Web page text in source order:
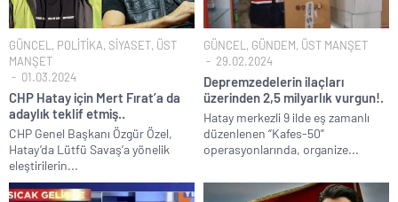
GÜNCEL, POLİTİKA, SİYASET, ÜST
MANŞET
01.03.2024
CHP Hatay için Mert Fırat’a da
adaylık teklif etmiş..
CHP Genel Başkanı Özgür Özel,
Hatay’da Lütfü Savaş’a yönelik
eleştirilerin...
GÜNCEL, GÜNDEM, ÜST MANŞET
29.02.2024
Depremzedelerin ilaçları
üzerinden 2,5 milyarlık vurgun!.
Hatay merkezli 9 ilde eş zamanlı
düzenlenen “Kafes-50”
operasyonlarında, organize...